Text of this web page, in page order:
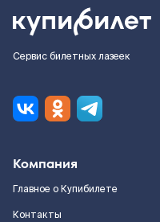
Сервис билетных лазеек
Компания
Главное о Купибилете
Контакты